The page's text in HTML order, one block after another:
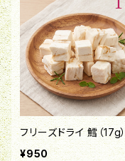
フリーズドライ 鱈（17g）
¥950